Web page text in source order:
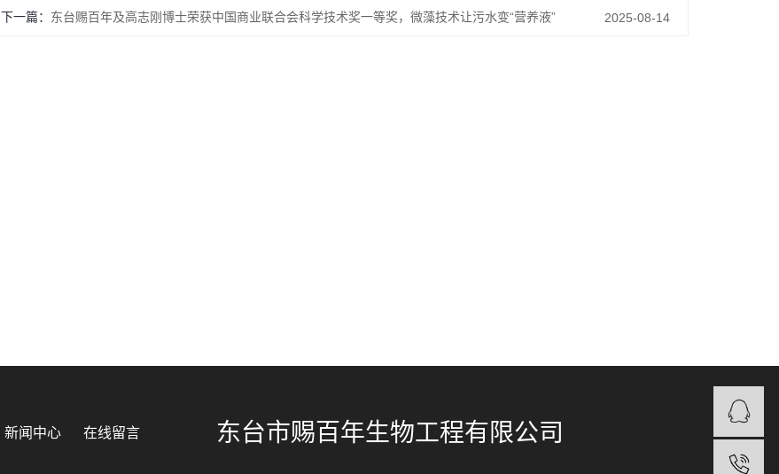
下一篇： 东台赐百年及高志刚博士荣获中国商业联合会科学技术奖一等奖，微藻技术让污水变“营养液” 2025-08-14
新闻中心 在线留言 东台市赐百年生物工程有限公司